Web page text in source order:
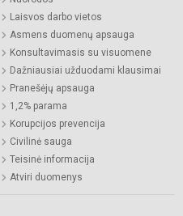
Laisvos darbo vietos
Asmens duomenų apsauga
Konsultavimasis su visuomene
Dažniausiai užduodami klausimai
Pranešėjų apsauga
1,2% parama
Korupcijos prevencija
Civilinė sauga
Teisinė informacija
Atviri duomenys